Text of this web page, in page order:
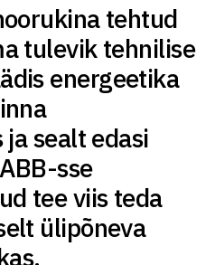
tehtud
tulevik tehnilise
energeetika
sealt edasi
sse
tee viis teda
ülipõneva